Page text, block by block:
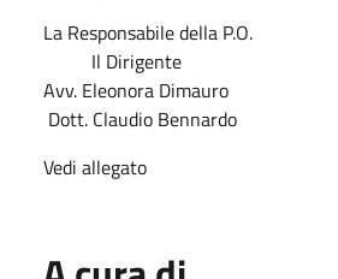
La Responsabile
Il Dirigente
Avv. Eleonora
Dott. Claudio Bennardo
Vedi allegato